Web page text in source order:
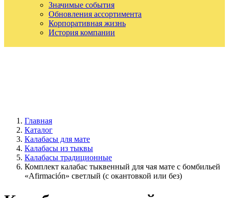
Значимые события
Обновления ассортимента
Корпоративная жизнь
История компании
Главная
Каталог
Калабасы для мате
Калабасы из тыквы
Калабасы традиционные
Комплект калабас тыквенный для чая мате с бомбильей
«Afirmación» светлый (с окантовкой или без)